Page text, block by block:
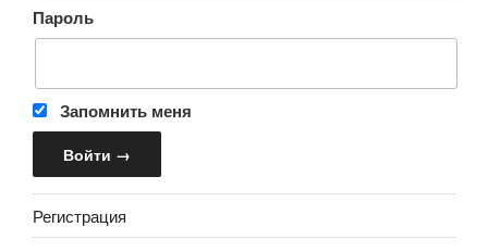
Пароль
Запомнить меня
Регистрация